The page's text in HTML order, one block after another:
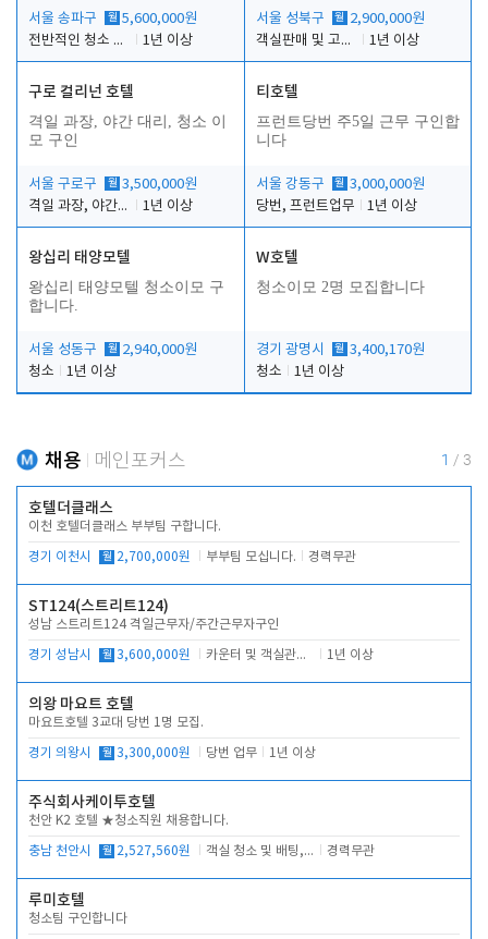
서울 송파구 월 5,600,000원
전반적인 청소 업무(객실청소.객실정리)
1년 이상
서울 성북구 월 2,900,000원
객실판매 및 고객응대
1년 이상
구로 컬리넌 호텔
격일 과장, 야간 대리, 청소 이
모 구인
서울 구로구 월 3,500,000원
격일 과장, 야간 대리, 청소 이모
1년 이상
티호텔
프런트당번 주5일 근무 구인합
니다
서울 강동구 월 3,000,000원
당번, 프런트업무
1년 이상
왕십리 태양모텔
왕십리 태양모텔 청소이모 구
합니다.
서울 성동구 월 2,940,000원
청소
1년 이상
W호텔
청소이모 2명 모집합니다
경기 광명시 월 3,400,170원
청소
1년 이상
채용 메인포커스 1 / 3
호텔더클래스
이천 호텔더클래스 부부팀 구합니다.
경기 이천시 월 2,700,000원 부부팀 모십니다. 경력무관
ST124(스트리트124)
성남 스트리트124 격일근무자/주간근무자구인
경기 성남시 월 3,600,000원 카운터 및 객실관리 전반 1년 이상
의왕 마요트 호텔
마요트호텔 3교대 당번 1명 모집.
경기 의왕시 월 3,300,000원 당번 업무 1년 이상
주식회사케이투호텔
천안 K2 호텔 ★청소직원 채용합니다.
충남 천안시 월 2,527,560원 객실 청소 및 배팅, 주변 시설 청소 경력무관
루미호텔
청소팀 구인합니다